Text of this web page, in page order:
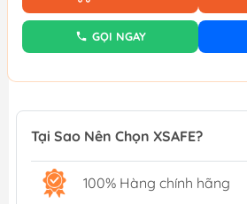
GỌI NGAY
Tại Sao Nên Chọn XSAFE?
100% Hàng chính hãng